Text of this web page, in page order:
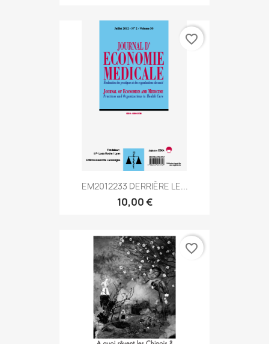
EM2012233 DERRIÈRE LE...
10,00 €
favorite_border
favorite_border